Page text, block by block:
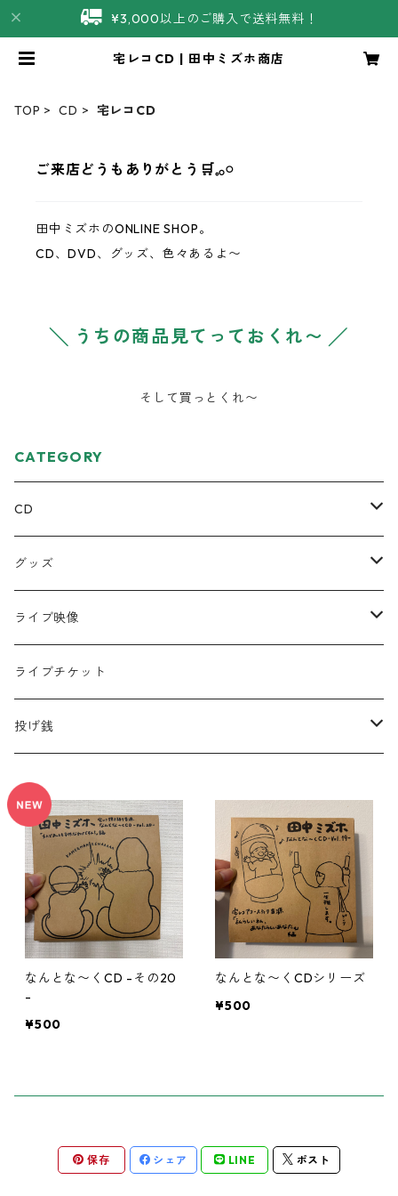
¥3,000以上のご購入で送料無料！
宅レコCD | 田中ミズホ商店
TOP CD 宅レコCD
ご来店どうもありがとう‪‪🛒𓈒𓂂𓏸
田中ミズホのONLINE SHOP。
CD、DVD、グッズ、色々あるよ〜
╲ うちの商品見てっておくれ〜 ╱
そして買っとくれ〜
CATEGORY
CD
ミニアルバム
宅レコCD
フルアルバム
コラボCD
シングル
コンピレーションアルバム
グッズ
Tシャツ
半袖
ロンT
絵本
キーホルダー
缶バッジ
チェキ
タオル
トレーナー
帽子
2025ミズフォーの日
セトリ色紙
ライブ映像
DVD
データ
ライブチケット
投げ銭
遠征応援セット
なんとな〜くCD -その20
-
¥500
なんとな〜くCDシリーズ
¥500
保存 シェア LINE ポスト